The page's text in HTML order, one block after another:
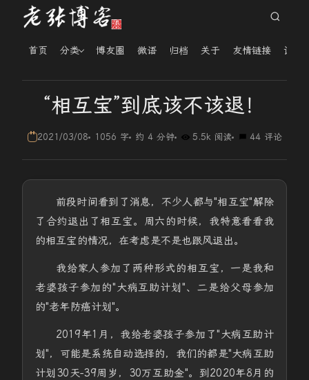
首页 分类 博友圈 微语 归档 关于 友情链接 读者
“相互宝”到底该不该退！
2021/03/08 1056 字 约 4 分钟 5.5k 阅读 44 评论
前段时间看到了消息，不少人都与"相互宝"解除
了合约退出了相互宝。周六的时候，我特意看看我
的相互宝的情况，在考虑是不是也跟风退出。
我给家人参加了两种形式的相互宝，一是我和
老婆孩子参加的"大病互助计划"、二是给父母参加
的"老年防癌计划"。
2019年1月，我给老婆孩子参加了"大病互助计
划"，可能是系统自动选择的，我们的都是"大病互助
计划30天-39周岁，30万互助金"。到2020年8月的